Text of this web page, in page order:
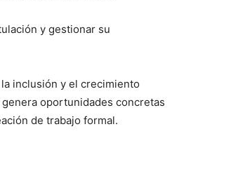
y gestionar su
inclusión y el crecimiento
oportunidades concretas
de trabajo formal.